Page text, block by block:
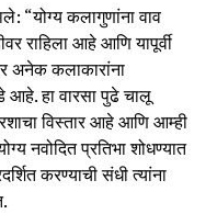
“योग्य कलागुणांना वाव
राहिला आहे आणि यापूर्वी
अनेक कलाकारांना
आहे. हा वारसा पुढे चालू
विस्तार आहे आणि आम्ही
नवोदित प्रतिभा शोधण्यात
करण्याची संधी त्यांना